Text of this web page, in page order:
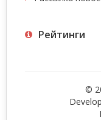
Рейтинги
©